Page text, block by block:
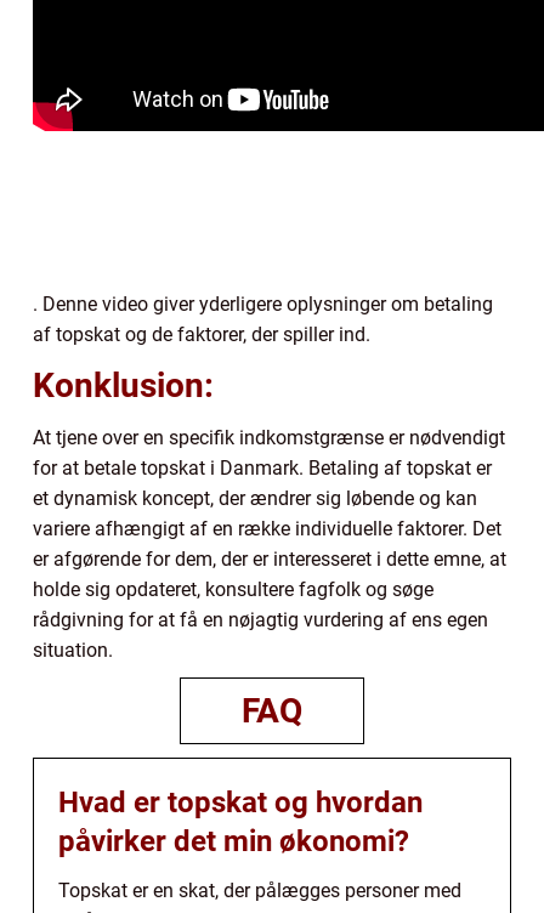
. Denne video giver yderligere oplysninger om betaling
af topskat og de faktorer, der spiller ind.
Konklusion:
At tjene over en specifik indkomstgrænse er nødvendigt
for at betale topskat i Danmark. Betaling af topskat er
et dynamisk koncept, der ændrer sig løbende og kan
variere afhængigt af en række individuelle faktorer. Det
er afgørende for dem, der er interesseret i dette emne, at
holde sig opdateret, konsultere fagfolk og søge
rådgivning for at få en nøjagtig vurdering af ens egen
situation.
FAQ
Hvad er topskat og hvordan
påvirker det min økonomi?
Topskat er en skat, der pålægges personer med